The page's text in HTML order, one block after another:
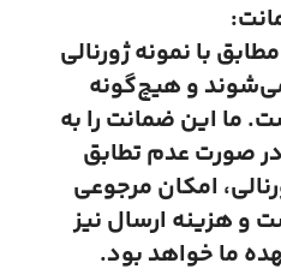
با نمونه ژورنالی
و هیچ‌گونه
ما این ضمانت را به
صورت عدم تطابق
امکان مرجوعی
و هزینه ارسال نیز
ما خواهد بود.